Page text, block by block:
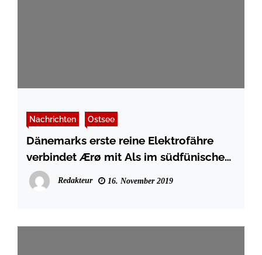
Nachrichten Ostsee
Dänemarks erste reine Elektrofähre
verbindet Ærø mit Als im südfünischen
Inselmeer
Redakteur 16. November 2019